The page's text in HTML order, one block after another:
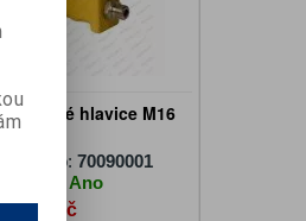
hlavice M16
číslo:70090001
Ano
830 Kč